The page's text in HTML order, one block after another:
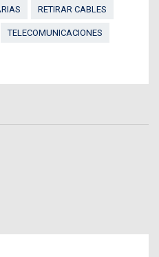
RETIRAR CABLES
TELECOMUNICACIONES